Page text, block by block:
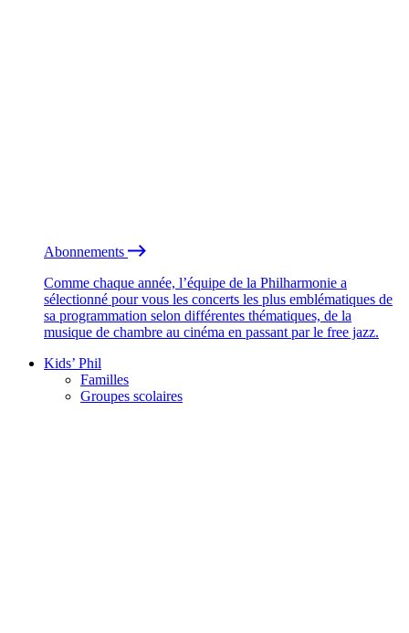
Abonnements
Comme chaque année, l’équipe de la Philharmonie a
sélectionné pour vous les concerts les plus emblématiques de
sa programmation selon différentes thématiques, de la
musique de chambre au cinéma en passant par le free jazz.
Kids’ Phil
Familles
Groupes scolaires